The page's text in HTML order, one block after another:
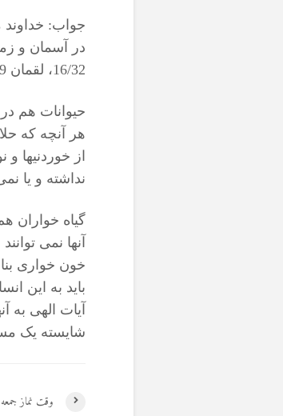
جواب:
16/32، لقمان 31/29، عنکبوت 29/61، فطر 35/13، ذمر 39/5، جاسیه 45/13)
حیوانات هم
هر آنچه که
از خوردنیها
نداشته و یا
گیاه خواران
آنها نمی
خون خواری
باید به این
آیات الهی به
شایسته یک
وقت نماز جمعه